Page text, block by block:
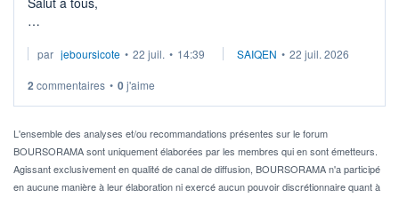
via un ETF plutôt que des actions individuelles.
Idéalement, je voudrais qu'il soit éligible au PEA.
Pour l' ...
par jeboursicote • 22 juil. • 14:39 SAIQEN • 22 juil. 2026
2 commentaires • 0j'aime
L'ensemble des analyses et/ou recommandations présentes sur le forum
BOURSORAMA sont uniquement élaborées par les membres qui en sont émetteurs.
Agissant exclusivement en qualité de canal de diffusion, BOURSORAMA n'a participé
en aucune manière à leur élaboration ni exercé aucun pouvoir discrétionnaire quant à